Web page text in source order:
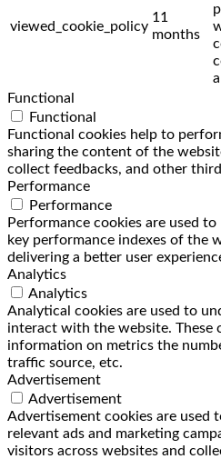
viewed_cookie_policy
11
months
Functional
Functional
Functional cookies help to
sharing the content of the
collect feedbacks, and other
Performance
Performance
Performance cookies are used
key performance indexes of the
delivering a better user
Analytics
Analytics
Analytical cookies are used to
interact with the website. These
information on metrics the
traffic source, etc.
Advertisement
Advertisement
Advertisement cookies are used
relevant ads and marketing
visitors across websites and